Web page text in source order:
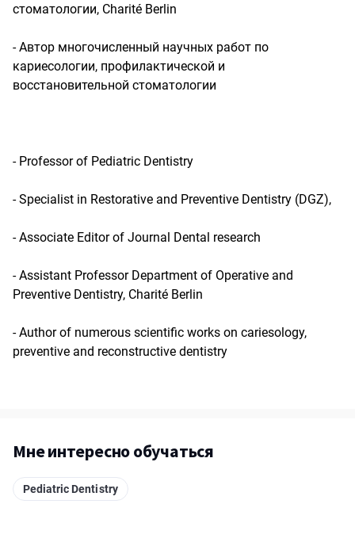
стоматологии, Charité Berlin
- Автор многочисленный научных работ по
кариесологии, профилактической и
восстановительной стоматологии
- Professor of Pediatric Dentistry
- Specialist in Restorative and Preventive Dentistry (DGZ),
- Associate Editor of Journal Dental research
- Assistant Professor Department of Operative and
Preventive Dentistry, Charité Berlin
- Author of numerous scientific works on cariesology,
preventive and reconstructive dentistry
Мне интересно обучаться
Pediatric Dentistry